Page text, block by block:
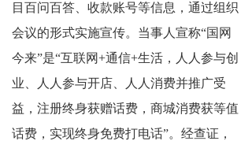
目百问百答、收款账号等信息，通过组织
会议的形式实施宣传。当事人宣称“国网
今来”是“互联网+通信+生活，人人参与创
业、人人参与开店、人人消费并推广受
益，注册终身获赠话费，商城消费获等值
话费，实现终身免费打电话”。经查证，